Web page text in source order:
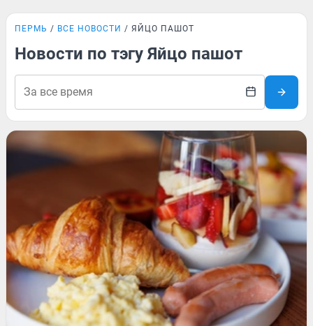
ПЕРМЬ ВСЕ НОВОСТИ ЯЙЦО ПАШОТ
Новости по тэгу Яйцо пашот